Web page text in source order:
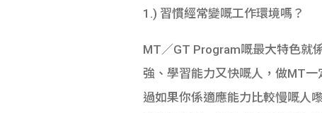
1.) 習慣經常變嘅工作環境嗎？
MT／GT Program嘅最大特色就
強、學習能力又快嘅人，做MT
過如果你係適應能力比較慢嘅人